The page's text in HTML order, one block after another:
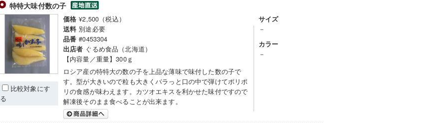
特特大味付数の子
比較対象にす
る
価格 ¥2,500（税込）
送料 別途必要
品番 #0453304
出店者 ぐるめ食品（北海道）
【内容量／重量】300ｇ
ロシア産の特特大の数の子を上品な薄味で味付した数の子で
す。型が大きいので粒も大きくバラっと口の中で弾けてポリポ
リの食感が味わえます。カツオエキスを利かせた味付ですので
解凍後そのまま食べることが出来ます。
サイズ
－
カラー
－